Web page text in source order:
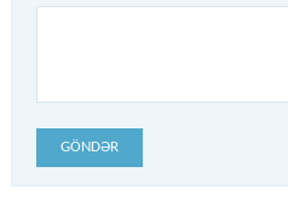
GÖNDƏR